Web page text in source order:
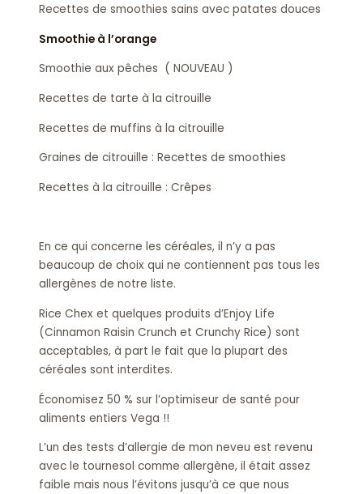
Recettes de smoothies sains avec patates douces
Smoothie à l’orange
Smoothie aux pêches ( NOUVEAU )
Recettes de tarte à la citrouille
Recettes de muffins à la citrouille
Graines de citrouille : Recettes de smoothies
Recettes à la citrouille : Crêpes
En ce qui concerne les céréales, il n’y a pas
beaucoup de choix qui ne contiennent pas tous les
allergènes de notre liste.
Rice Chex et quelques produits d’Enjoy Life
(Cinnamon Raisin Crunch et Crunchy Rice) sont
acceptables, à part le fait que la plupart des
céréales sont interdites.
Économisez 50 % sur l’optimiseur de santé pour
aliments entiers Vega !!
L’un des tests d’allergie de mon neveu est revenu
avec le tournesol comme allergène, il était assez
faible mais nous l’évitons jusqu’à ce que nous